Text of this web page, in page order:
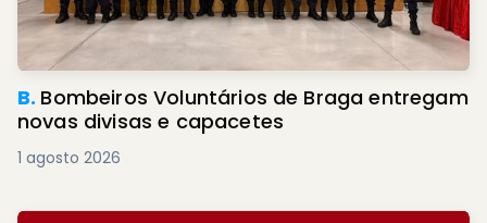
B. Bombeiros Voluntários de Braga entregam
novas divisas e capacetes
1 agosto 2026